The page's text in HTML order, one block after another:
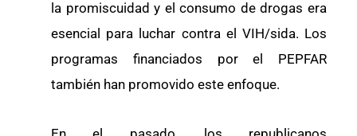
la promiscuidad y el consumo de drogas era
esencial para luchar contra el VIH/sida. Los
programas financiados por el PEPFAR
también han promovido este enfoque.